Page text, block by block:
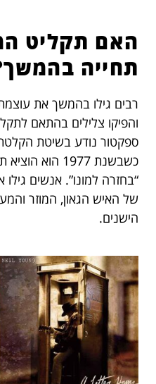
האם תקליט
תחייה
רבים גילו בהמשך את
והפיקו צלילים בהתאם
ספקטור נודע בשיטת
כשבשנת 1977
“בחזרה למונו”. אנשים
של האיש הגאון, המוזר
הישנים.